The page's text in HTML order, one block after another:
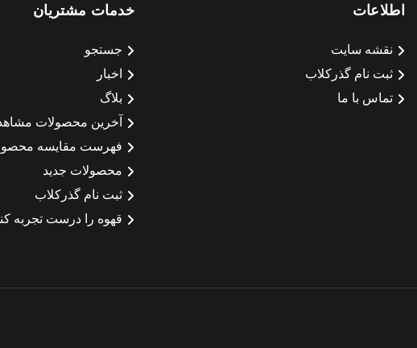
اطلاعات
نقشه سایت
ثبت نام گذرکلاب
تماس با ما
خدمات مشتریان
جستجو
اخبار
بلاگ
آخرین محصولات
فهرست مقایسه
محصولات جدید
ثبت نام گذرکلاب
قهوه را درست تجربه